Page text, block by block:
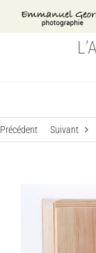
contenu
Précédent Suivant